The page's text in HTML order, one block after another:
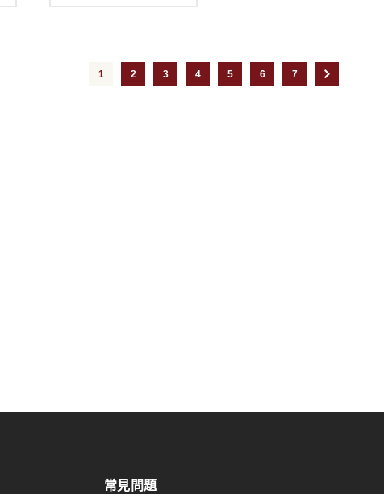
1 2 3 4 5 6 7
常見問題